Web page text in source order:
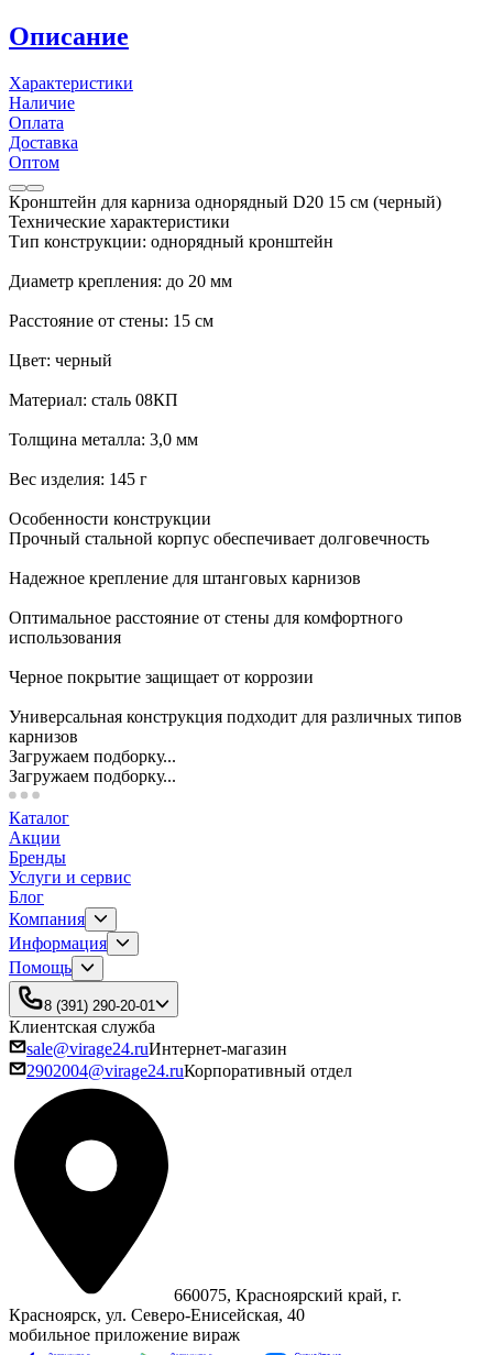
Описание
Характеристики
Наличие
Оплата
Доставка
Оптом
Кронштейн для карниза однорядный D20 15 см (черный)
Технические характеристики
Тип конструкции: однорядный кронштейн
Диаметр крепления: до 20 мм
Расстояние от стены: 15 см
Цвет: черный
Материал: сталь 08КП
Толщина металла: 3,0 мм
Вес изделия: 145 г
Особенности конструкции
Прочный стальной корпус обеспечивает долговечность
Надежное крепление для штанговых карнизов
Оптимальное расстояние от стены для комфортного
использования
Черное покрытие защищает от коррозии
Универсальная конструкция подходит для различных типов
карнизов
Загружаем подборку...
Загружаем подборку...
Каталог
Акции
Бренды
Услуги и сервис
Блог
Компания
Информация
Помощь
8 (391) 290-20-01
Клиентская служба
sale@virage24.ruИнтернет-магазин
2902004@virage24.ruКорпоративный отдел
660075, Красноярский край, г.
Красноярск, ул. Северо‑Енисейская, 40
мобильное приложение вираж